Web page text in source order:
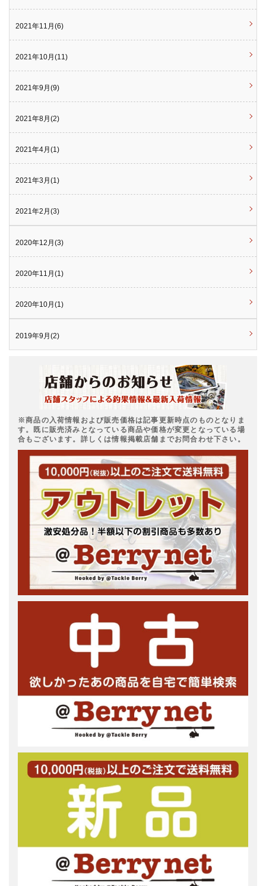
2021年11月(6)
2021年10月(11)
2021年9月(9)
2021年8月(2)
2021年4月(1)
2021年3月(1)
2021年2月(3)
2020年12月(3)
2020年11月(1)
2020年10月(1)
2019年9月(2)
※商品の入荷情報および販売価格は記事更新時点のものとなりま
す。既に販売済みとなっている商品や価格が変更となっている場
合もございます。詳しくは情報掲載店舗までお問合わせ下さい。